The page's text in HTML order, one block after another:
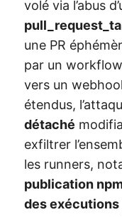
volé via l’abus
une PR
par un
vers un
étendus,
détaché
exfiltrer
les runners,
publication
des